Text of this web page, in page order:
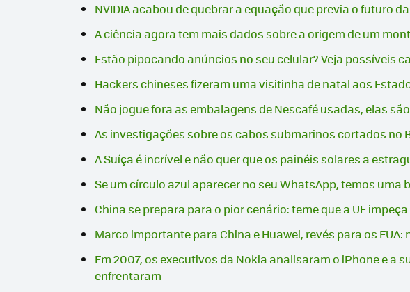
NVIDIA acabou de quebrar a equação que previa o futuro
A ciência agora tem mais dados sobre a origem de um
Estão pipocando anúncios no seu celular? Veja possíveis
Hackers chineses fizeram uma visitinha de natal aos
Não jogue fora as embalagens de Nescafé usadas, elas
As investigações sobre os cabos submarinos cortados no
A Suíça é incrível e não quer que os painéis solares a
Se um círculo azul aparecer no seu WhatsApp, temos uma
China se prepara para o pior cenário: teme que a UE
Marco importante para China e Huawei, revés para os
Em 2007, os executivos da Nokia analisaram o iPhone e a
enfrentaram